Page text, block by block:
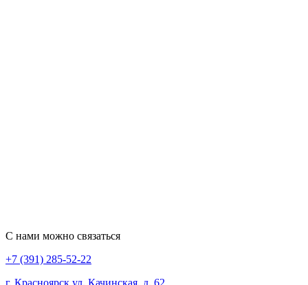
С нами можно связаться
+7 (391) 285-52-22